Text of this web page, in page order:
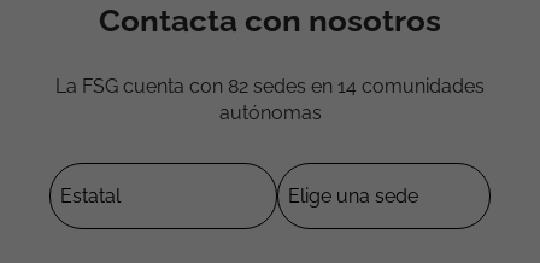
Contacta con nosotros
La FSG cuenta con 82 sedes en 14 comunidades
autónomas